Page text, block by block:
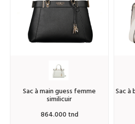
sac à main guess femme
similicuir
864.000 tnd
sac à bandoulière guess femme